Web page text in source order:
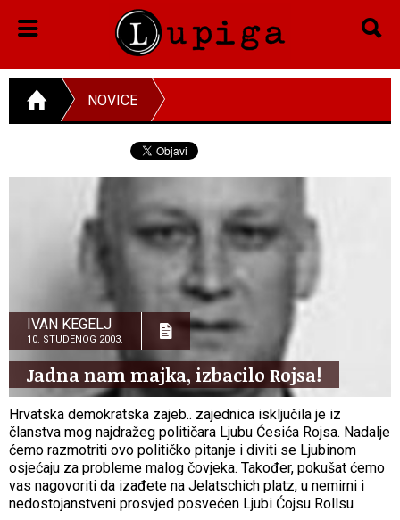
NOVICE
IVAN KEGELJ
10. STUDENOG 2003.
Jadna nam majka, izbacilo Rojsa!
Hrvatska demokratska zajeb.. zajednica isključila je iz
članstva mog najdražeg političara Ljubu Ćesića Rojsa. Nadalje
ćemo razmotriti ovo političko pitanje i diviti se Ljubinom
osjećaju za probleme malog čovjeka. Također, pokušat ćemo
vas nagovoriti da izađete na Jelatschich platz, u nemirni i
nedostojanstveni prosvjed posvećen Ljubi Ćojsu Rollsu